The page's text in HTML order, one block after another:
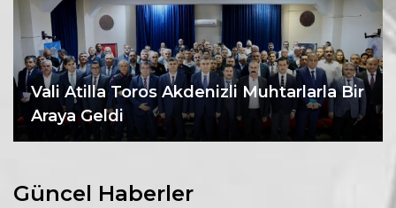
Vali Atilla Toros Akdenizli Muhtarlarla Bir
Araya Geldi
Güncel Haberler